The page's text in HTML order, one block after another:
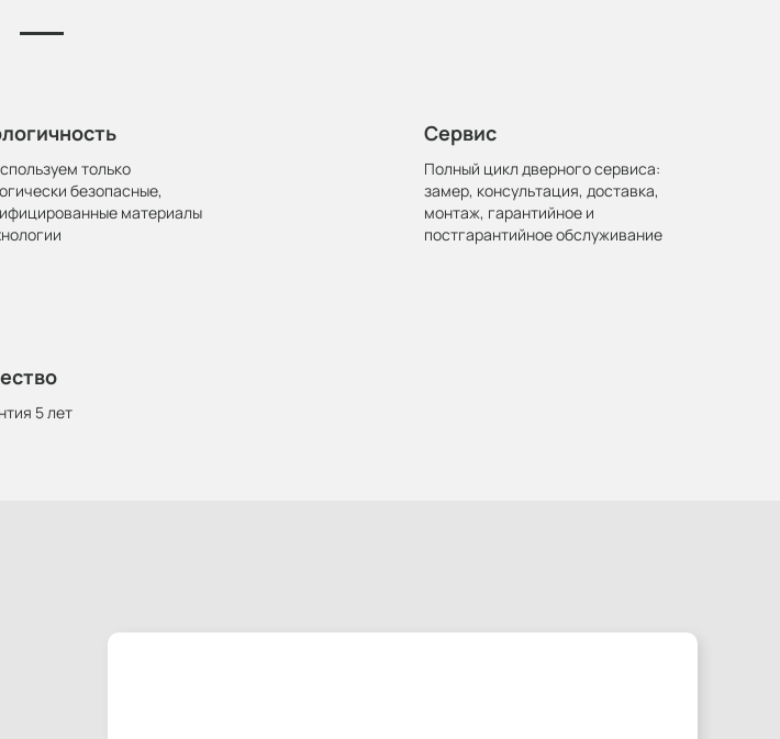
только
безопасные,
материалы
Сервис
Полный цикл дверного сервиса:
замер, консультация, доставка,
монтаж, гарантийное и
постгарантийное обслуживание
5 лет